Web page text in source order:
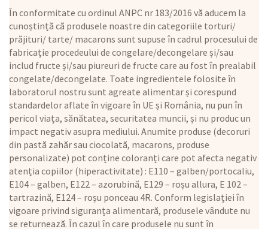
În conformitate cu ordinul ANPC nr 183/2016 vă aducem la
cunoștință că produsele noastre din categoriile torturi/
prăjituri/ tarte/ macarons sunt supuse în cadrul procesului de
fabricație procedeului de congelare/decongelare și/sau
includ fructe și/sau piureuri de fructe care au fost în prealabil
congelate/decongelate. Toate ingredientele folosite în
laboratorul nostru sunt agreate alimentar și corespund
standardelor aflate în vigoare în UE și România, nu pun în
pericol viața, sănătatea, securitatea muncii, și nu produc un
impact negativ asupra mediului. Anumite produse (decoruri
din pastă zahăr sau ciocolată, macarons, produse
personalizate) pot conține coloranți care pot afecta negativ
atenția copiilor (hiperactivitate) : E110 – galben/portocaliu,
E104 – galben, E122 – azorubină, E129 – roșu allura, E 102 –
tartrazină, E124 – roșu ponceau 4R. Conform legislației în
vigoare privind siguranța alimentară, produsele vândute nu
se returnează. În cazul în care produsele nu sunt în